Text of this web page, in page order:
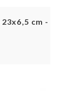
cm -